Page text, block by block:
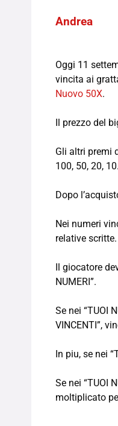
Andrea
Oggi 11
vincita ai
Nuovo 50X.
Il prezzo del
Gli altri premi
100, 50, 20, 10.
Dopo
Nei numeri
relative scritte.
Il giocatore
NUMERI”.
Se nei “TUOI
VINCENTI”,
In piu, se nei
Se nei “TUOI
moltiplicato